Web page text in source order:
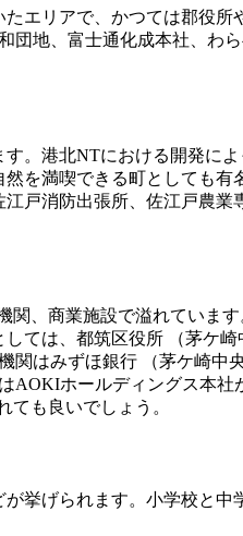
エリアで、かつては郡役所
地、富士通化成本社、わ
。港北NTにおける開発に
を満喫できる町としても
戸消防出張所、佐江戸農
、商業施設で溢れていま
ては、都筑区役所 （茅ケ
はみずほ銀行 （茅ケ崎中
AOKIホールディングス本
も良いでしょう。
挙げられます。小学校と